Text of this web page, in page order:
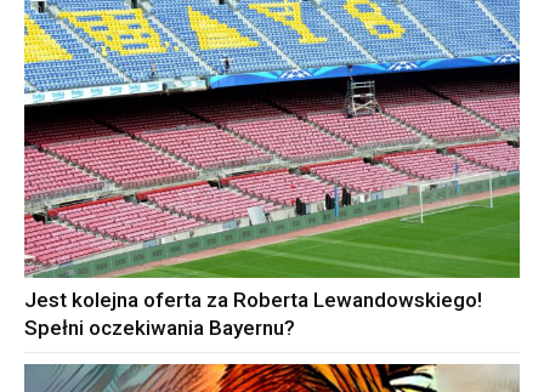
Jest kolejna oferta za Roberta Lewandowskiego!
Spełni oczekiwania Bayernu?